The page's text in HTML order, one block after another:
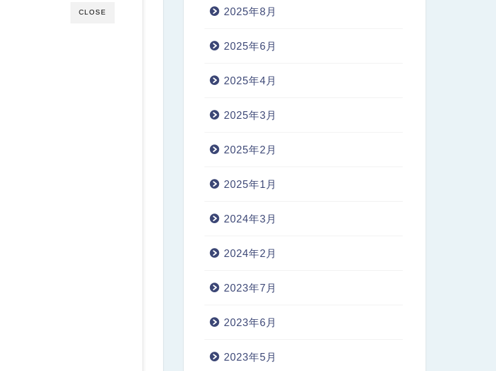
CLOSE 2025年8月
2025年6月
2025年4月
2025年3月
2025年2月
2025年1月
2024年3月
2024年2月
2023年7月
2023年6月
2023年5月